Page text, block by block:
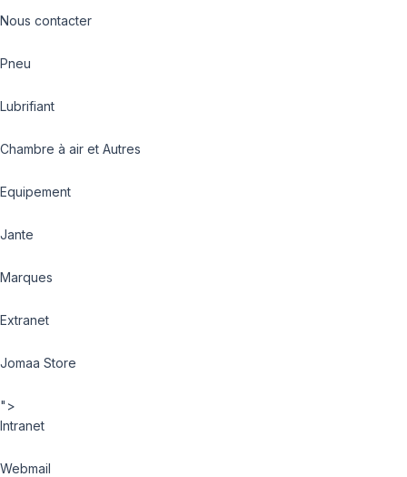
Nous contacter
Pneu
Lubrifiant
Chambre à air et Autres
Equipement
Jante
Marques
Extranet
Jomaa Store
">
Intranet
Webmail